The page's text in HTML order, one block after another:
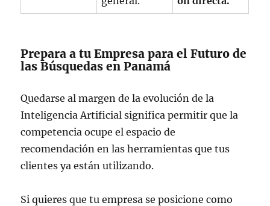
Prepara a tu Empresa para el Futuro de
las Búsquedas en Panamá
Quedarse al margen de la evolución de la
Inteligencia Artificial significa permitir que la
competencia ocupe el espacio de
recomendación en las herramientas que tus
clientes ya están utilizando.
Si quieres que tu empresa se posicione como